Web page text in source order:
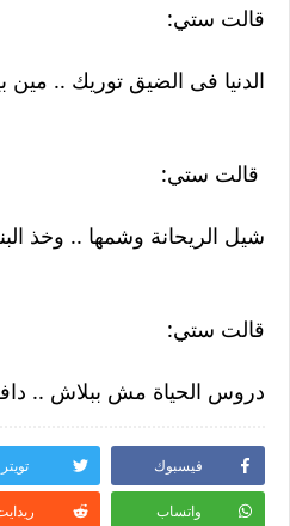
قالت ستي:
الدنيا فى الضيق توريك .. مين
قالت ستي:
شيل الريحانة وشمها .. وخذ
قالت ستي:
دروس الحياة مش ببلاش ..
فيسبوك تويتر
واتساب